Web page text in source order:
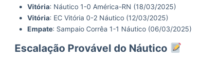
Vitória: Náutico 1-0 América-RN (18/03/2025)
Vitória: EC Vitória 0-2 Náutico (12/03/2025)
Empate: Sampaio Corrêa 1-1 Náutico (06/03/2025)
Escalação Provável do Náutico